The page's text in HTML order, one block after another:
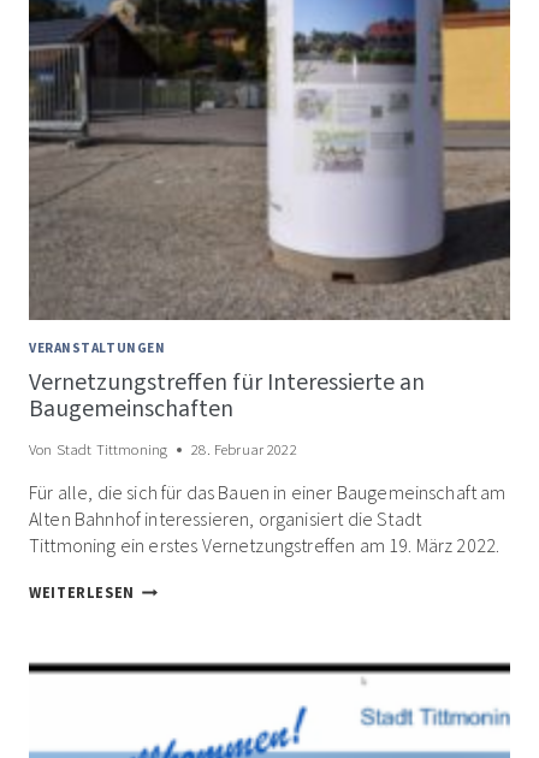
VERANSTALTUNGEN
Vernetzungstreffen für Interessierte an
Baugemeinschaften
Von Stadt Tittmoning 28. Februar 2022
Für alle, die sich für das Bauen in einer Baugemeinschaft am
Alten Bahnhof interessieren, organisiert die Stadt
Tittmoning ein erstes Vernetzungstreffen am 19. März 2022.
WEITERLESEN VERNETZUNGSTREFFEN
BAUGEMEINSCHAFTEN